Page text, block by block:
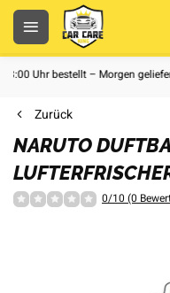
Uhr bestellt – Morgen
Zurück
NARUTO
0/10 (0